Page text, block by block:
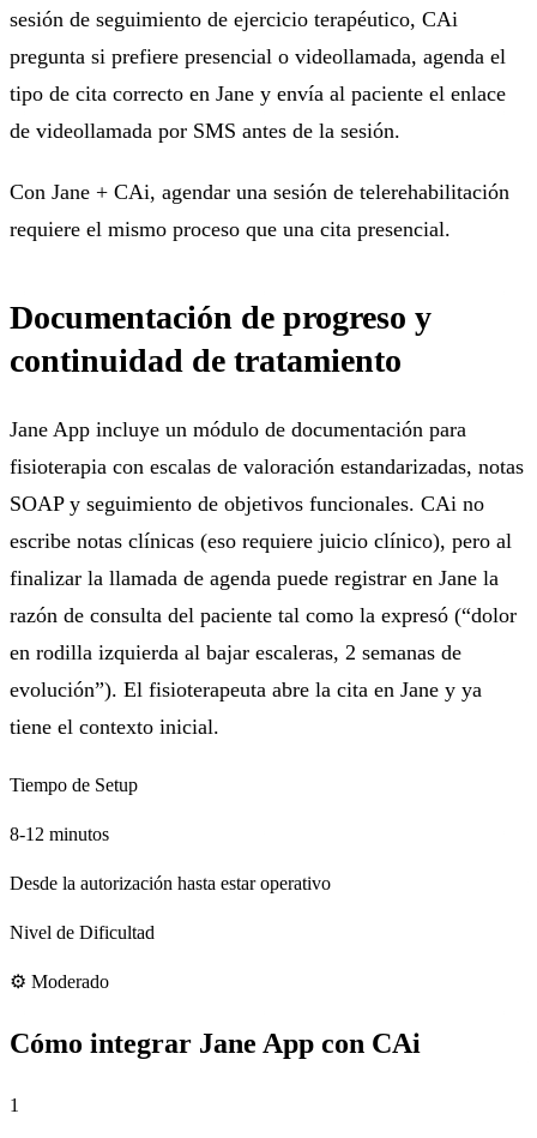
sesión de seguimiento de ejercicio terapéutico, CAi
pregunta si prefiere presencial o videollamada, agenda el
tipo de cita correcto en Jane y envía al paciente el enlace
de videollamada por SMS antes de la sesión.
Con Jane + CAi, agendar una sesión de telerehabilitación
requiere el mismo proceso que una cita presencial.
Documentación de progreso y
continuidad de tratamiento
Jane App incluye un módulo de documentación para
fisioterapia con escalas de valoración estandarizadas, notas
SOAP y seguimiento de objetivos funcionales. CAi no
escribe notas clínicas (eso requiere juicio clínico), pero al
finalizar la llamada de agenda puede registrar en Jane la
razón de consulta del paciente tal como la expresó (“dolor
en rodilla izquierda al bajar escaleras, 2 semanas de
evolución”). El fisioterapeuta abre la cita en Jane y ya
tiene el contexto inicial.
Tiempo de Setup
8-12 minutos
Desde la autorización hasta estar operativo
Nivel de Dificultad
⚙️ Moderado
Cómo integrar Jane App con CAi
1